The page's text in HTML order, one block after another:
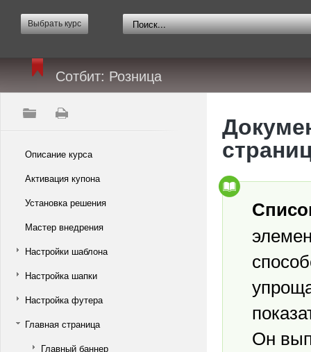
Выбрать курс
Сотбит: Розница
Описание курса
Активация купона
Установка решения
Мастер внедрения
Настройки шаблона
Настройка шапки
Настройка футера
Главная страница
Главный баннер
Он